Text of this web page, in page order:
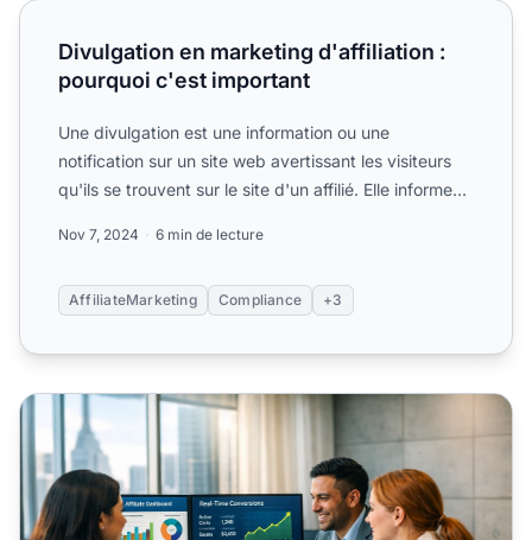
Divulgation en marketing d'affiliation : pourquoi c'est
Divulgation en marketing d'affiliation :
pourquoi c'est important
Une divulgation est une information ou une
notification sur un site web avertissant les visiteurs
qu'ils se trouvent sur le site d'un affilié. Elle informe
Nov 7, 2024 6 min de lecture
AffiliateMarketing Compliance +3
Paiements transparents programmes affiliation